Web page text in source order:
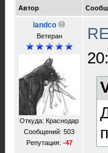
Автор
landco
Ветеран
Откуда: Краснодар
Сообщений: 503
Репутация: -47